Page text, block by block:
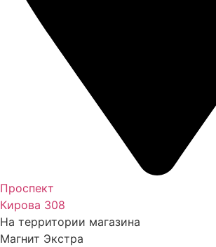
Проспект
Кирова 308
На территории магазина
Магнит Экстра